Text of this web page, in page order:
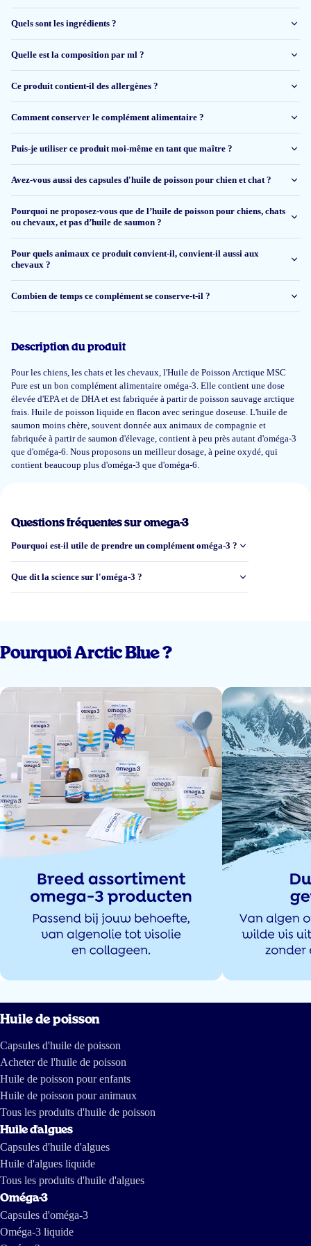
aanvulling.
Rosalie De Beer
Ingrid
18 mai 2025
Prima product
Saskia B.
mooie vacht,
veel minder jeuk en irritatie aan ogen en lippen
een aantal weken stoppen vanwege een struviet dieet en we merkten
meteen verschil.
Meer irritatie, doffe vacht… gelukkig allemaal snel weer
beter toen hij weer visolie mocht.
Cindy
Onze pup is er gek op! Fijne toevoeging bij het gestoomde vlees wat wij
geven.
Antonia Weijens Beun
27 févr 2025
Onze honden hebben allebei een huidprobleem. Na een tijdje zagen we al
resultaat. De vacht glimt prachtigen ze hebben haast geen jeuk meer.
Michel
Goed product, gemakkelijk op te nemen.
Katrien Sys
hond Julesheel veel goed gedaan heeft
Annick Van Dijk
Honden vinden het lekker
Yolanda
Mijn kat had een wat droge en schilferige huid, en omdat ze een moeilijke
Quels sont les ingrédients ?
Quelle est la composition par ml ?
Ce produit contient-il des allergènes ?
Comment conserver le complément alimentaire ?
Puis-je utiliser ce produit moi-même en tant que maître ?
Avez-vous aussi des capsules d'huile de poisson pour chien et chat ?
Pourquoi ne proposez-vous que de l’huile de poisson pour chiens, chats
ou chevaux, et pas d’huile de saumon ?
Pour quels animaux ce produit convient-il, convient-il aussi aux
chevaux ?
Combien de temps ce complément se conserve-t-il ?
Description du produit
Pour les chiens, les chats et les chevaux, l'Huile de Poisson Arctique MSC
Pure est un bon complément alimentaire oméga-3. Elle contient une dose
élevée d'EPA et de DHA et est fabriquée à partir de poisson sauvage arctique
frais. Huile de poisson liquide en flacon avec seringue doseuse. L'huile de
saumon moins chère, souvent donnée aux animaux de compagnie et
fabriquée à partir de saumon d'élevage, contient à peu près autant d'oméga-3
que d'oméga-6. Nous proposons un meilleur dosage, à peine oxydé, qui
contient beaucoup plus d'oméga-3 que d'oméga-6.
Questions fréquentes sur omega-3
Pourquoi est-il utile de prendre un complément oméga-3 ?
Que dit la science sur l'oméga-3 ?
Pourquoi Arctic Blue ?
Huile de poisson
Capsules d'huile de poisson
Acheter de l'huile de poisson
Huile de poisson pour enfants
Huile de poisson pour animaux
Tous les produits d'huile de poisson
Huile d'algues
Capsules d'huile d'algues
Huile d'algues liquide
Tous les produits d'huile d'algues
Oméga-3
Capsules d'oméga-3
Oméga-3 liquide